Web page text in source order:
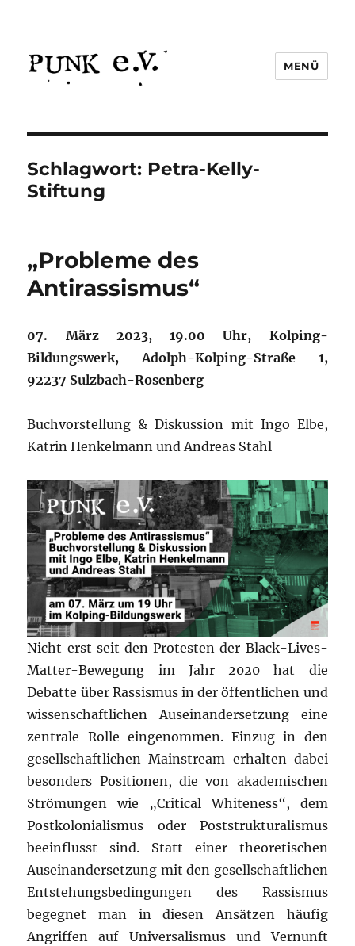
MENÜ
Schlagwort: Petra-Kelly-
Stiftung
„Probleme des
Antirassismus“
07. März 2023, 19.00 Uhr, Kolping-
Bildungswerk, Adolph-Kolping-Straße 1,
92237 Sulzbach-Rosenberg
Buchvorstellung & Diskussion mit Ingo Elbe,
Katrin Henkelmann und Andreas Stahl
Nicht erst seit den Protesten der Black-Lives-
Matter-Bewegung im Jahr 2020 hat die
Debatte über Rassismus in der öffentlichen und
wissenschaftlichen Auseinandersetzung eine
zentrale Rolle eingenommen. Einzug in den
gesellschaftlichen Mainstream erhalten dabei
besonders Positionen, die von akademischen
Strömungen wie „Critical Whiteness“, dem
Postkolonialismus oder Poststrukturalismus
beeinflusst sind. Statt einer theoretischen
Auseinandersetzung mit den gesellschaftlichen
Entstehungsbedingungen des Rassismus
begegnet man in diesen Ansätzen häufig
Angriffen auf Universalismus und Vernunft